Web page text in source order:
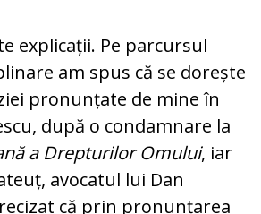
explicații. Pe parcursul
am spus că se dorește
pronunțate de mine în
după o condamnare la
a Drepturilor Omului, iar
avocatul lui Dan
că prin pronunțarea